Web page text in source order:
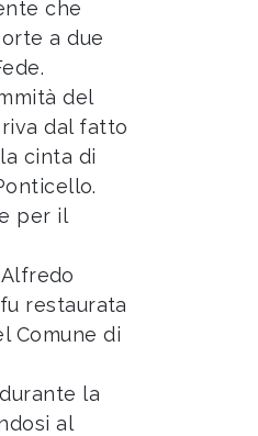
che
a due
del
dal fatto
cinta di
per il
restaurata
Comune di
la
al